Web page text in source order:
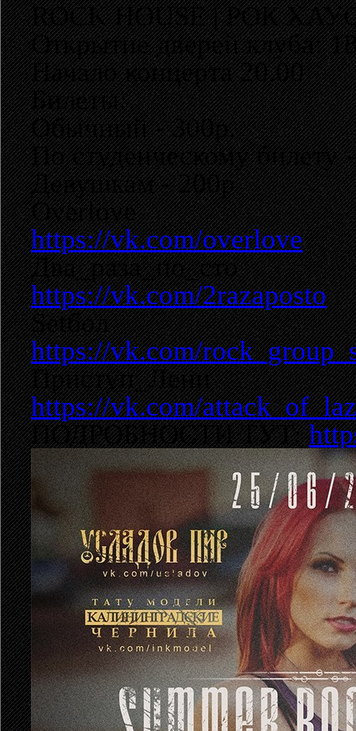
ROCK HOUSE | РОК
Открытие дверей клуба:
Начало концерта 20.00
Билеты:
Обычный - 300р.
По студенческому билету
Девушкам - 200р
Overlove
https://vk.com/overlove
Два_раза_по_сто
https://vk.com/2razaposto
Setбол
https://vk.com/
Приступ_Лени
https://vk.com/
ПОДРОБНОСТИ ТУТ: